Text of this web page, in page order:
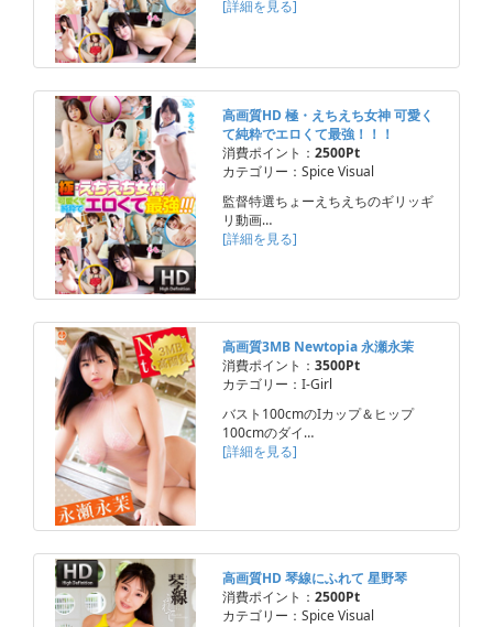
[詳細を見る]
高画質HD 極・えちえち女神 可愛く
て純粋でエロくて最強！！！
消費ポイント： 2500Pt
カテゴリー：Spice Visual
監督特選ちょーえちえちのギリッギ
リ動画…
[詳細を見る]
高画質3MB Newtopia 永瀬永茉
消費ポイント： 3500Pt
カテゴリー：I-Girl
バスト100cmのIカップ＆ヒップ
100cmのダイ…
[詳細を見る]
高画質HD 琴線にふれて 星野琴
消費ポイント： 2500Pt
カテゴリー：Spice Visual